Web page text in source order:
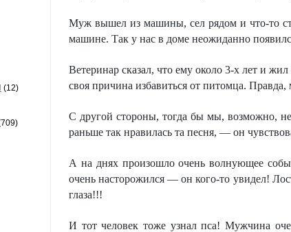
(12)
Муж вышел из машины, сел рядом и что-то
машине. Так у нас в доме неожиданно
Ветеринар сказал, что ему около 3-х лет и
своя причина избавиться от питомца.
С другой стороны, тогда бы мы, возможно,
раньше так нравилась та песня, — он
А на днях произошло очень волнующее
очень насторожился — он кого-то увидел!
глаза!!!
И тот человек тоже узнал пса! Мужчина